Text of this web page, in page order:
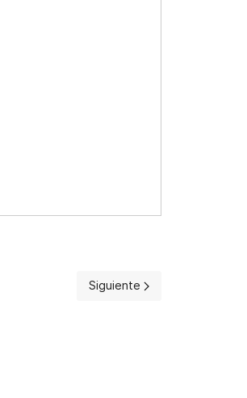
Artículo siguiente: Escuelas
Siguiente